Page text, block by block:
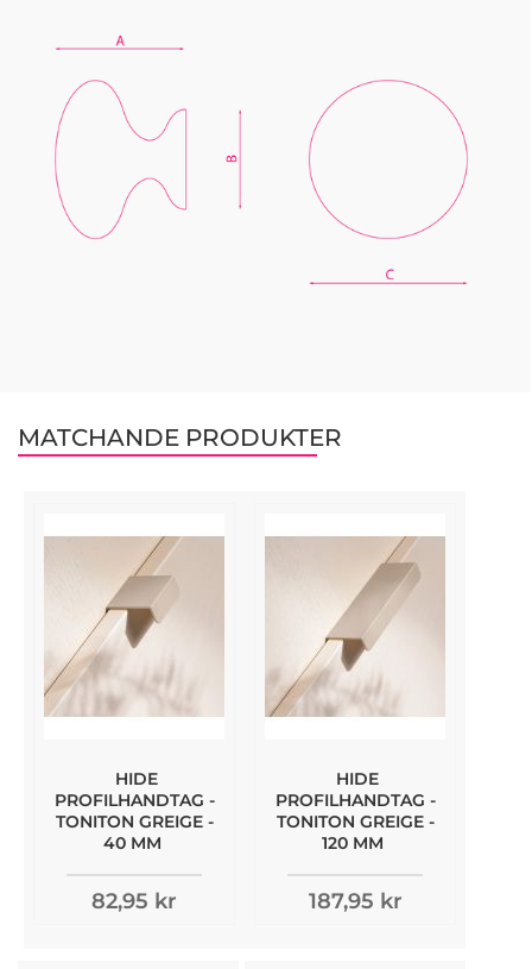
MATCHANDE PRODUKTER
HIDE
PROFILHANDTAG -
TONITON GREIGE -
40 MM
82,95 kr
HIDE
PROFILHANDTAG -
TONITON GREIGE -
120 MM
187,95 kr